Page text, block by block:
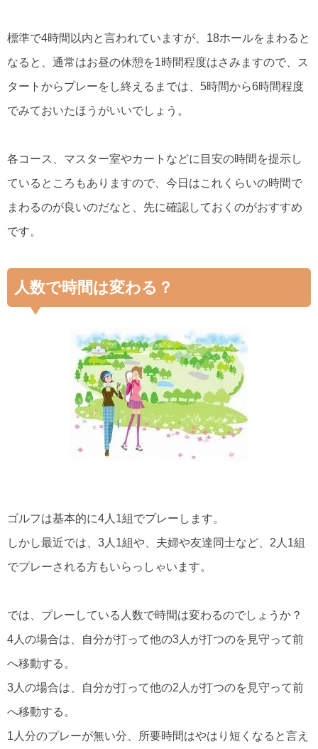
標準で4時間以内と言われていますが、18ホールをまわると
なると、通常はお昼の休憩を1時間程度はさみますので、ス
タートからプレーをし終えるまでは、5時間から6時間程度
でみておいたほうがいいでしょう。
各コース、マスター室やカートなどに目安の時間を提示し
ているところもありますので、今日はこれくらいの時間で
まわるのが良いのだなと、先に確認しておくのがおすすめ
です。
人数で時間は変わる？
ゴルフは基本的に4人1組でプレーします。
しかし最近では、3人1組や、夫婦や友達同士など、2人1組
でプレーされる方もいらっしゃいます。
では、プレーしている人数で時間は変わるのでしょうか？
4人の場合は、自分が打って他の3人が打つのを見守って前
へ移動する。
3人の場合は、自分が打って他の2人が打つのを見守って前
へ移動する。
1人分のプレーが無い分、所要時間はやはり短くなると言え